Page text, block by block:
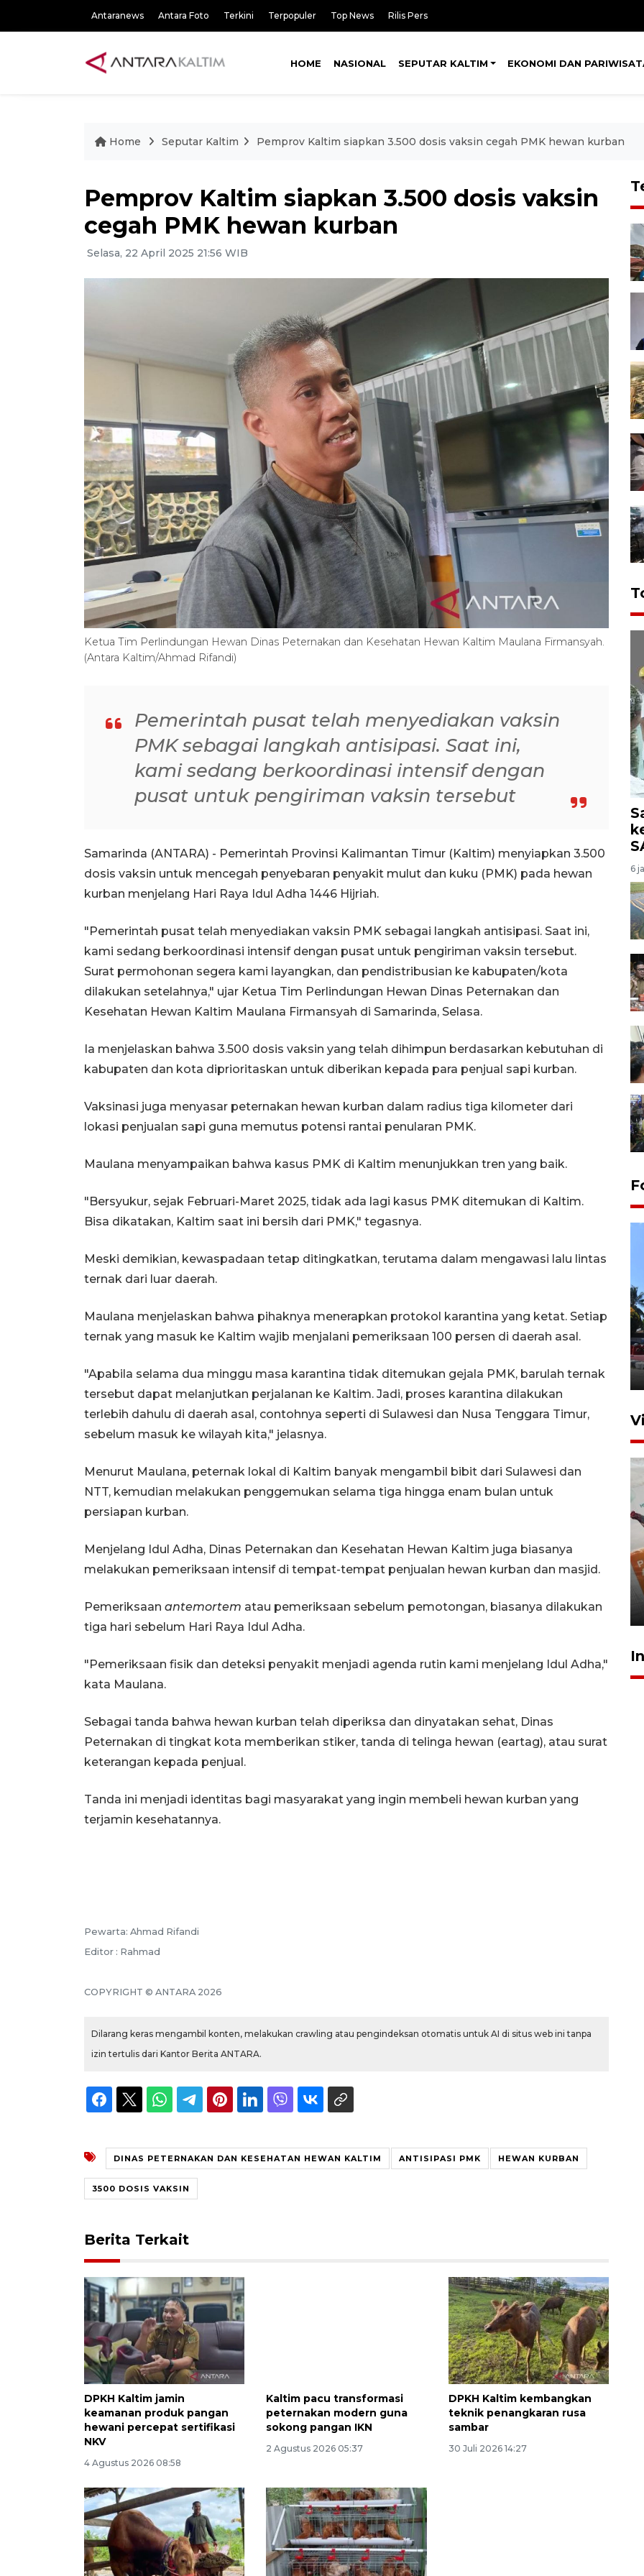
Antaranews Antara Foto Terkini Terpopuler Top News Rilis Pers
HOME NASIONAL SEPUTAR KALTIM EKONOMI DAN
Home Seputar Kaltim Pemprov Kaltim siapkan 3.500 dosis vaksin cegah PMK hewan kurban
Pemprov Kaltim siapkan 3.500 dosis vaksin
cegah PMK hewan kurban
Selasa, 22 April 2025 21:56 WIB
Ketua Tim Perlindungan Hewan Dinas Peternakan dan Kesehatan Hewan Kaltim Maulana Firmansyah.
(Antara Kaltim/Ahmad Rifandi)
Pemerintah pusat telah menyediakan vaksin
PMK sebagai langkah antisipasi. Saat ini,
kami sedang berkoordinasi intensif dengan
pusat untuk pengiriman vaksin tersebut
Samarinda (ANTARA) - Pemerintah Provinsi Kalimantan Timur (Kaltim) menyiapkan 3.500
dosis vaksin untuk mencegah penyebaran penyakit mulut dan kuku (PMK) pada hewan
kurban menjelang Hari Raya Idul Adha 1446 Hijriah.
"Pemerintah pusat telah menyediakan vaksin PMK sebagai langkah antisipasi. Saat ini,
kami sedang berkoordinasi intensif dengan pusat untuk pengiriman vaksin tersebut.
Surat permohonan segera kami layangkan, dan pendistribusian ke kabupaten/kota
dilakukan setelahnya," ujar Ketua Tim Perlindungan Hewan Dinas Peternakan dan
Kesehatan Hewan Kaltim Maulana Firmansyah di Samarinda, Selasa.
Ia menjelaskan bahwa 3.500 dosis vaksin yang telah dihimpun berdasarkan kebutuhan di
kabupaten dan kota diprioritaskan untuk diberikan kepada para penjual sapi kurban.
Vaksinasi juga menyasar peternakan hewan kurban dalam radius tiga kilometer dari
lokasi penjualan sapi guna memutus potensi rantai penularan PMK.
Maulana menyampaikan bahwa kasus PMK di Kaltim menunjukkan tren yang baik.
"Bersyukur, sejak Februari-Maret 2025, tidak ada lagi kasus PMK ditemukan di Kaltim.
Bisa dikatakan, Kaltim saat ini bersih dari PMK," tegasnya.
Meski demikian, kewaspadaan tetap ditingkatkan, terutama dalam mengawasi lalu lintas
ternak dari luar daerah.
Maulana menjelaskan bahwa pihaknya menerapkan protokol karantina yang ketat. Setiap
ternak yang masuk ke Kaltim wajib menjalani pemeriksaan 100 persen di daerah asal.
"Apabila selama dua minggu masa karantina tidak ditemukan gejala PMK, barulah ternak
tersebut dapat melanjutkan perjalanan ke Kaltim. Jadi, proses karantina dilakukan
terlebih dahulu di daerah asal, contohnya seperti di Sulawesi dan Nusa Tenggara Timur,
sebelum masuk ke wilayah kita," jelasnya.
Menurut Maulana, peternak lokal di Kaltim banyak mengambil bibit dari Sulawesi dan
NTT, kemudian melakukan penggemukan selama tiga hingga enam bulan untuk
persiapan kurban.
Menjelang Idul Adha, Dinas Peternakan dan Kesehatan Hewan Kaltim juga biasanya
melakukan pemeriksaan intensif di tempat-tempat penjualan hewan kurban dan masjid.
Pemeriksaan antemortem atau pemeriksaan sebelum pemotongan, biasanya dilakukan
tiga hari sebelum Hari Raya Idul Adha.
"Pemeriksaan fisik dan deteksi penyakit menjadi agenda rutin kami menjelang Idul Adha,"
kata Maulana.
Sebagai tanda bahwa hewan kurban telah diperiksa dan dinyatakan sehat, Dinas
Peternakan di tingkat kota memberikan stiker, tanda di telinga hewan (eartag), atau surat
keterangan kepada penjual.
Tanda ini menjadi identitas bagi masyarakat yang ingin membeli hewan kurban yang
terjamin kesehatannya.
Pewarta: Ahmad Rifandi
Editor : Rahmad
COPYRIGHT © ANTARA 2026
Dilarang keras mengambil konten, melakukan crawling atau pengindeksan otomatis untuk AI di situs web ini tanpa
izin tertulis dari Kantor Berita ANTARA.
DINAS PETERNAKAN DAN KESEHATAN HEWAN KALTIM ANTISIPASI PMK HEWAN KURBAN
3500 DOSIS VAKSIN
Berita Terkait
DPKH Kaltim jamin
keamanan produk pangan
hewani percepat sertifikasi
NKV
4 Agustus 2026 08:58
Kaltim pacu transformasi
peternakan modern guna
sokong pangan IKN
2 Agustus 2026 05:37
DPKH Kaltim kembangkan
teknik penangkaran rusa
sambar
30 Juli 2026 14:27
6
Hasil Operasi Antik Mahakam
31 Juli 2026 20:49
IKN mulai bangun hunian dari
20 Juli 2026 19:03